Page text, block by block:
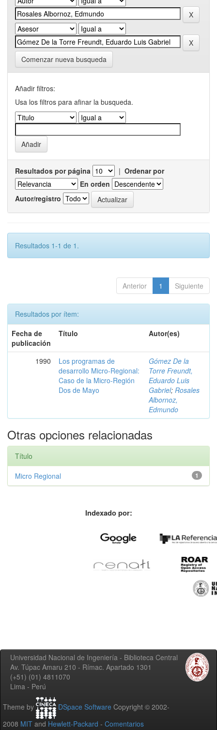
Comenzar nueva busqueda
Añadir filtros:
Usa los filtros para afinar la busqueda.
Resultados por página | Ordenar por
En orden
Autor/registro
Resultados 1-1 de 1.
Anterior 1 Siguiente
Resultados por ítem:
Fecha de
publicación
Título Autor(es)
1990
Los programas de
desarrollo Micro-Regional:
Caso de la Micro-Región
Dos de Mayo
Gómez De la
Torre Freundt,
Eduardo Luis
Gabriel; Rosales
Albornoz,
Edmundo
Otras opciones relacionadas
Título
1
Micro Regional
Indexado por:
Universidad Nacional de Ingeniería - Biblioteca Central
Av. Túpac Amaru 210 - Rímac. Apartado 1301
(+51) (01) 4811070
Lima - Perú
Theme by DSpace Software Copyright © 2002-
2008 MIT and Hewlett-Packard - Comentarios